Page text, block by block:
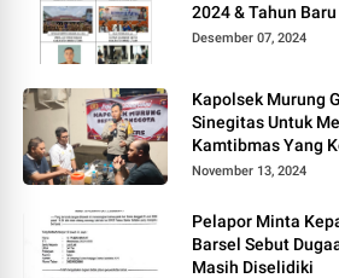
2024 & Tahun
Desember 07, 2024
Kapolsek Murung
Sinegitas Untuk
Kamtibmas Yang
Pers
November 13, 2024
Pelapor Minta
Barsel Sebut
Masih Diselidiki